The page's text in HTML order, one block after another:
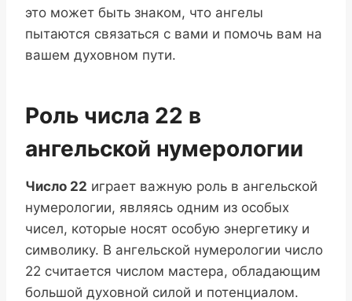
это может быть знаком, что ангелы
пытаются связаться с вами и помочь вам на
вашем духовном пути.
Роль числа 22 в
ангельской нумерологии
Число 22 играет важную роль в ангельской
нумерологии, являясь одним из особых
чисел, которые носят особую энергетику и
символику. В ангельской нумерологии число
22 считается числом мастера, обладающим
большой духовной силой и потенциалом.